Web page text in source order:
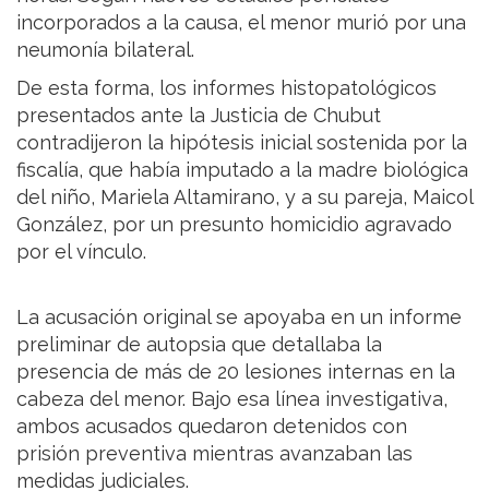
incorporados a la causa, el menor murió por una
neumonía bilateral.
De esta forma, los informes histopatológicos
presentados ante la Justicia de Chubut
contradijeron la hipótesis inicial sostenida por la
fiscalía, que había imputado a la madre biológica
del niño, Mariela Altamirano, y a su pareja, Maicol
González, por un presunto homicidio agravado
por el vínculo.
La acusación original se apoyaba en un informe
preliminar de autopsia que detallaba la
presencia de más de 20 lesiones internas en la
cabeza del menor. Bajo esa línea investigativa,
ambos acusados quedaron detenidos con
prisión preventiva mientras avanzaban las
medidas judiciales.